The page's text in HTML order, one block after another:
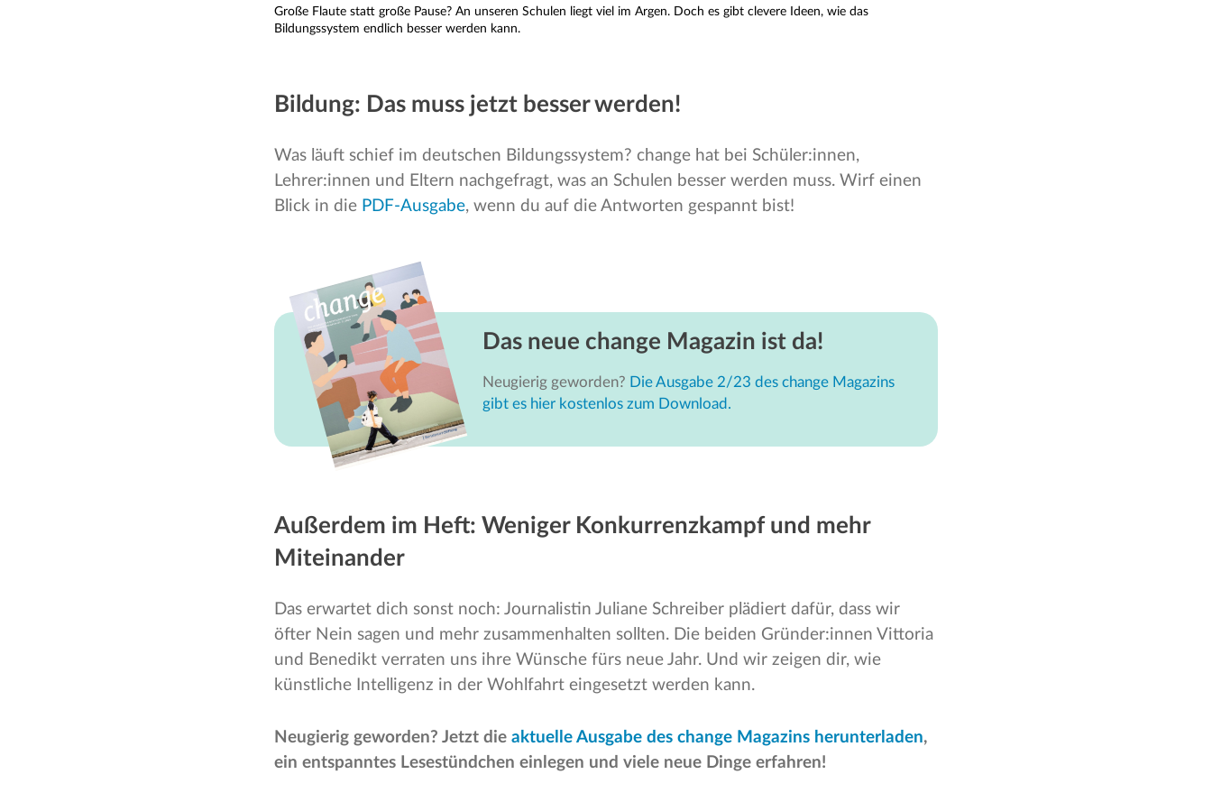
Große Flaute statt große Pause? An unseren Schulen liegt viel im Argen. Doch es gibt clevere Ideen, wie das
Bildungssystem endlich besser werden kann.
Bildung: Das muss jetzt besser werden!
Was läuft schief im deutschen Bildungssystem? change hat bei Schüler:innen,
Lehrer:innen und Eltern nachgefragt, was an Schulen besser werden muss. Wirf einen
Blick in die PDF-Ausgabe, wenn du auf die Antworten gespannt bist!
Das neue change Magazin ist da!
Neugierig geworden? Die Ausgabe 2/23 des change Magazins
gibt es hier kostenlos zum Download.
Außerdem im Heft: Weniger Konkurrenzkampf und mehr
Miteinander
Das erwartet dich sonst noch: Journalistin Juliane Schreiber plädiert dafür, dass wir
öfter Nein sagen und mehr zusammenhalten sollten. Die beiden Gründer:innen Vittoria
und Benedikt verraten uns ihre Wünsche fürs neue Jahr. Und wir zeigen dir, wie
künstliche Intelligenz in der Wohlfahrt eingesetzt werden kann.
Neugierig geworden? Jetzt die aktuelle Ausgabe des change Magazins herunterladen,
ein entspanntes Lesestündchen einlegen und viele neue Dinge erfahren!